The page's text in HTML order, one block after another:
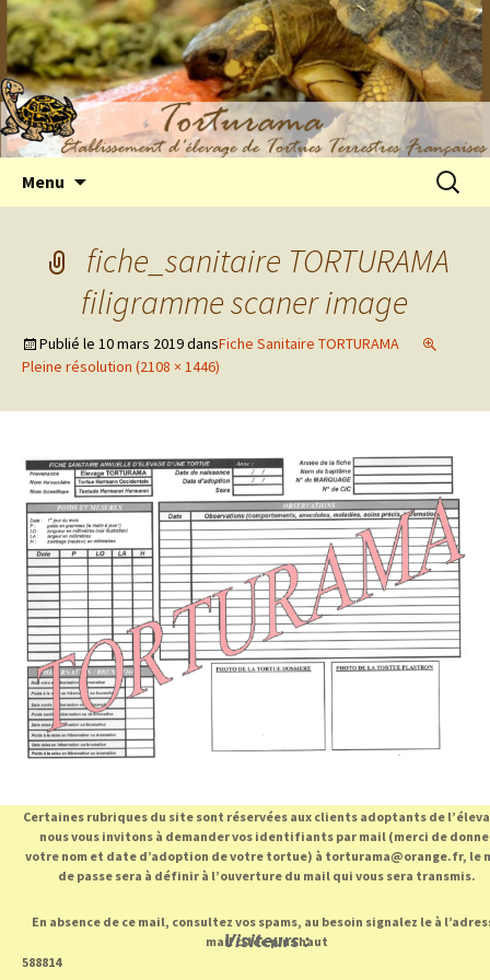
Elevage de tortues terrestres françaises
Hermann
Menu
fiche_sanitaire TORTURAMA
filigramme scaner image
Publié le 10 mars 2019dansFiche Sanitaire TORTURAMA
Pleine résolution (2108 × 1446)
Certaines rubriques du site sont réservées aux clients adoptants de
nous vous invitons à demander vos identifiants par mail (merci de
votre nom et date d’adoption de votre tortue) à torturama@orange.fr, le
de passe sera à définir à l’ouverture du mail qui vous sera transmis.
En absence de ce mail, consultez vos spams, au besoin signalez le à
mail citée plus haut
Visiteurs :
588814